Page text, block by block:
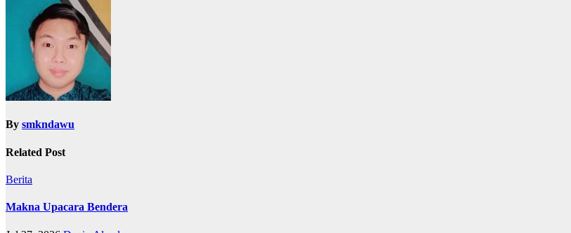
By smkndawu
Related Post
Berita
Makna Upacara Bendera